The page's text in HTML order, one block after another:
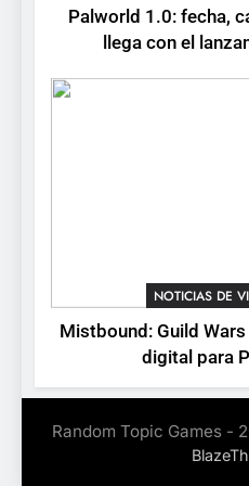
Palworld 1.0: fecha,
llega con el
NOTICIAS DE
Mistbound: Guild
digital para
Random Topic Games -